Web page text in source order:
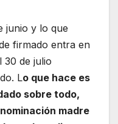
junio y lo que
firmado entra en
30 de julio
Lo que hace es
sobre todo,
madre